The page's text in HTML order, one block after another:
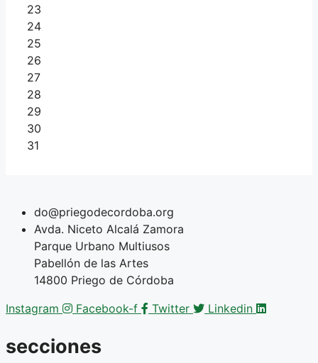
23
24
25
26
27
28
29
30
31
do@priegodecordoba.org
Avda. Niceto Alcalá Zamora
Parque Urbano Multiusos
Pabellón de las Artes
14800 Priego de Córdoba
Instagram
Facebook-f Twitter Linkedin
secciones